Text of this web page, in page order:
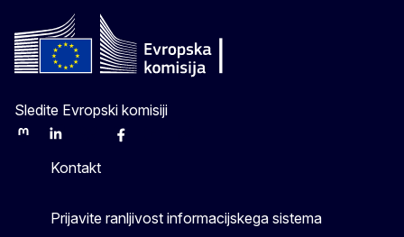
Sledite Evropski komisiji
MastodonLinkedInBlueskyFacebook
Kontakt
Prijavite ranljivost informacijskega sistema